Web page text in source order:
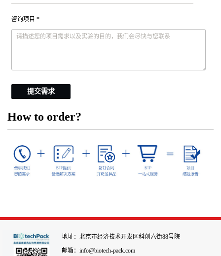
咨询项目 *
提交需求
How to order?
地址：北京市经济技术开发区科创六街88号院
邮箱：info@biotech-pack.com